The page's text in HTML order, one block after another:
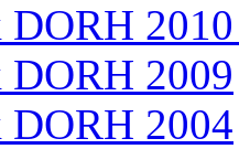
DORH
DORH 2009
DORH 2004